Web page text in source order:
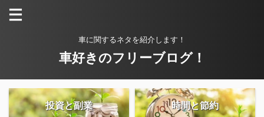
車に関するネタを紹介します！
車好きのフリーブログ！
投資と副業 時間と節約